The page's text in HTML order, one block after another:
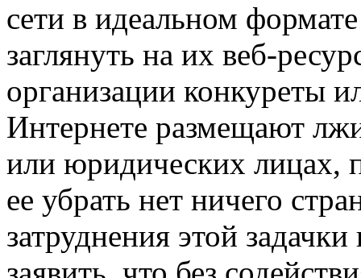
сети в идеальном
заглянуть на их веб-
организации конкуреты
Интернете размещают
или юридических лицах,
ее убрать нет ничего
затруднения этой